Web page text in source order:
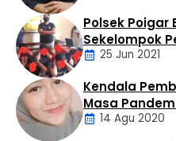
Artikel
Daerah
Polsek Poigar
Sekelompok
Pencabulan
25 Jun 2021
Kendala
Masa
14 Agu 2020